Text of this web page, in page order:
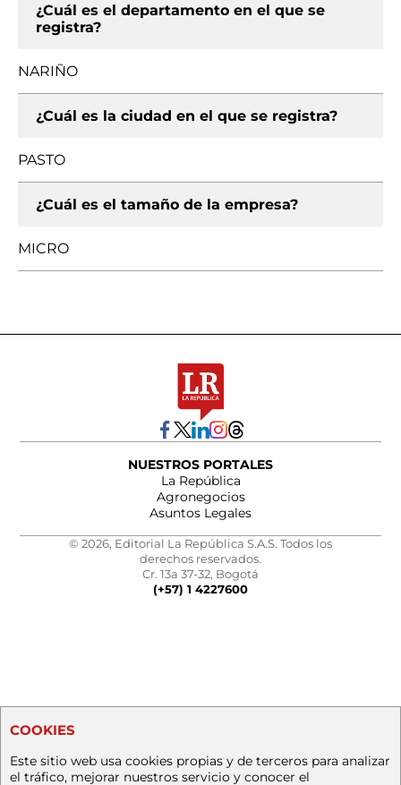
¿Cuál es el departamento en el que se
registra?
NARIÑO
¿Cuál es la ciudad en el que se registra?
PASTO
¿Cuál es el tamaño de la empresa?
MICRO
NUESTROS PORTALES
La República
Agronegocios
Asuntos Legales
© 2026, Editorial La República S.A.S. Todos los
derechos reservados.
Cr. 13a 37-32, Bogotá
(+57) 1 4227600
COOKIES
Este sitio web usa cookies propias y de terceros para analizar
el tráfico, mejorar nuestros servicio y conocer el